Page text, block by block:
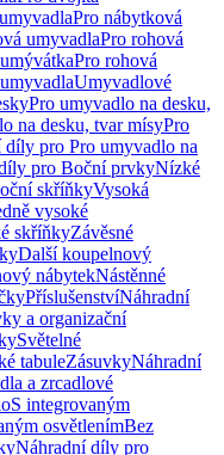
Pro nábytková
umyvadlaPro rohová
Pro rohová
Umyvadlové
Pro umyvadlo na desku,
na desku, tvar mísyPro
díly pro Pro umyvadlo na
pro Boční prvkyNízké
skříňkyVysoká
vysoké
skříňkyZávěsné
Další koupelnový
nábytekNástěnné
PříslušenstvíNáhradní
a organizační
Světelné
tabuleZásuvkyNáhradní
a zrcadlové
S integrovaným
osvětlenímBez
Náhradní díly pro